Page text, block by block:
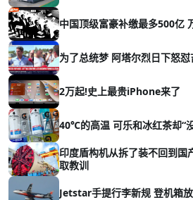
中国顶级富豪补缴最多500亿
为了总统梦 阿塔尔烈日下怒
2万起!史上最贵iPhone来了
40℃的高温 可乐和冰红茶却“
印度盾构机从拆了装不回到国
取教训
Jetstar手提行李新规 登机箱